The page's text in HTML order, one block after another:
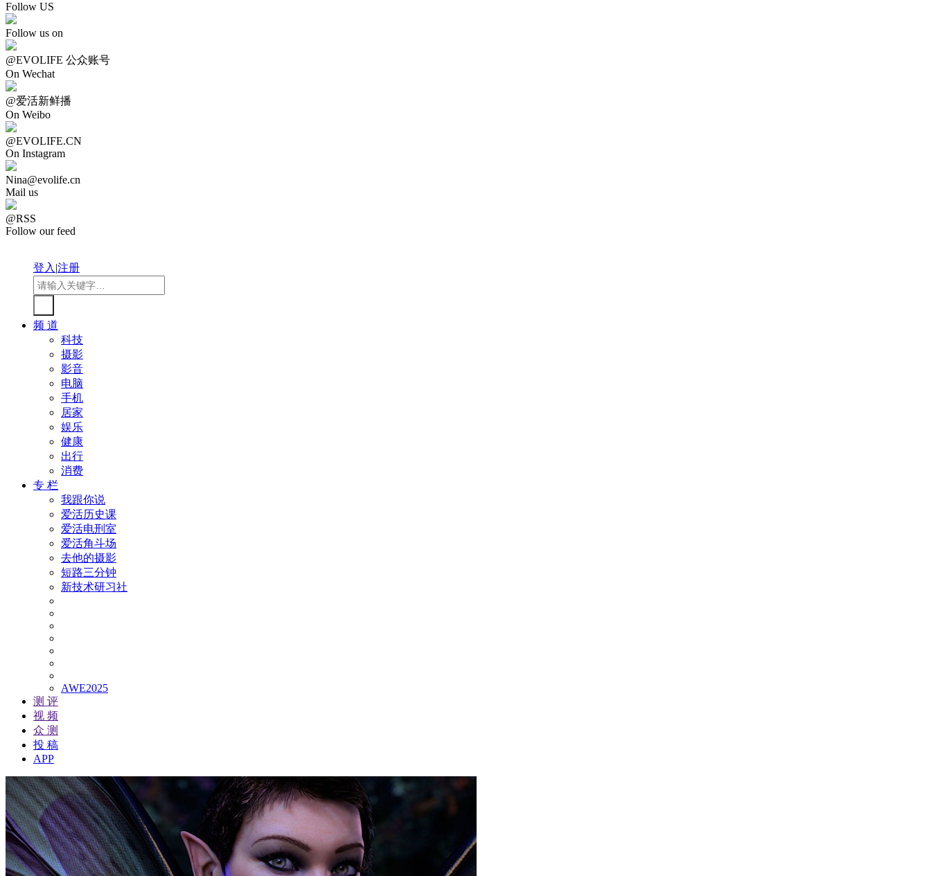
Follow US
Follow us on
@EVOLIFE 公众账号
On Wechat
@爱活新鲜播
On Weibo
@EVOLIFE.CN
On Instagram
Nina@evolife.cn
Mail us
@RSS
Follow our feed
登入|注册
频 道
科技
摄影
影音
电脑
手机
居家
娱乐
健康
出行
消费
专 栏
我跟你说
爱活历史课
爱活电刑室
爱活角斗场
去他的摄影
短路三分钟
新技术研习社
AWE2025
测 评
视 频
众 测
投 稿
APP